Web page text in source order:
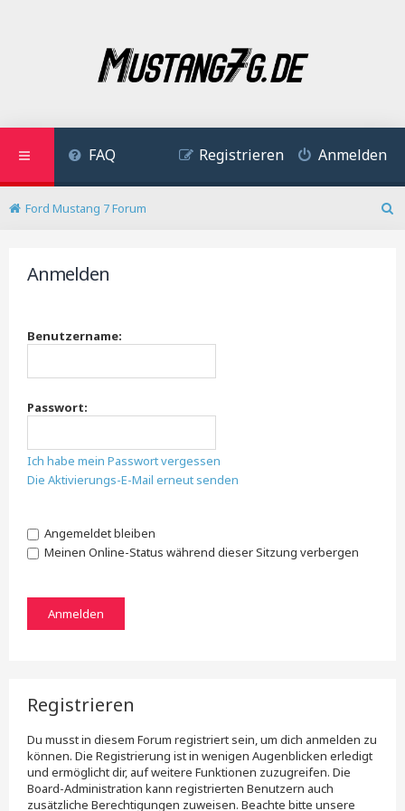
FAQ Anmelden
Registrieren
Ford Mustang 7 Forum
Anmelden
Benutzername:
Passwort:
Ich habe mein Passwort vergessen
Die Aktivierungs-E-Mail erneut senden
Angemeldet bleiben
Meinen Online-Status während dieser Sitzung verbergen
Registrieren
Du musst in diesem Forum registriert sein, um dich anmelden zu
können. Die Registrierung ist in wenigen Augenblicken erledigt
und ermöglicht dir, auf weitere Funktionen zuzugreifen. Die
Board-Administration kann registrierten Benutzern auch
zusätzliche Berechtigungen zuweisen. Beachte bitte unsere